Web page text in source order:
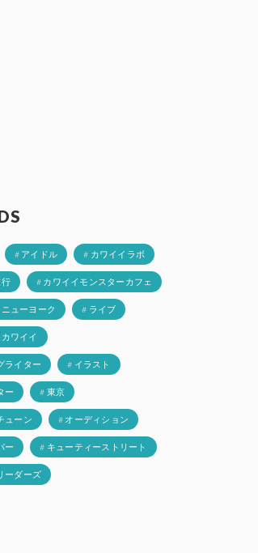
# アイドル # カワイイラボ
行 # カワイイモンスターカフェ
ニューヨーク # ライブ
カワイイ
ライター # イラスト
ー # 東京
ューン # オーディション
ー # キューティーストリート
ーダーズ